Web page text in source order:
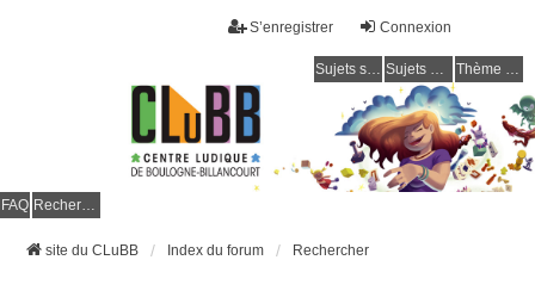
Connexion
S’enregistrer
Sujets sans réponse Sujets actifs Thème clair / foncé
FAQ Rechercher
site du CLuBB Index du forum Rechercher